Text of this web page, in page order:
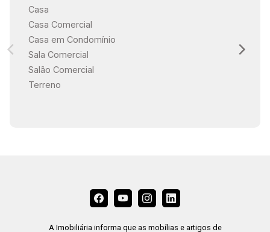
Casa
Casa Comercial
Casa em Condomínio
Sala Comercial
Salão Comercial
Terreno
A Imobiliária informa que as mobílias e artigos de